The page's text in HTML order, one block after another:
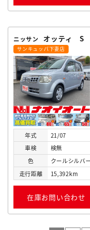
ニッサン オッティ S
サンキュッパ下妻店
年式
21/07
車検
検無
色
クールシルバ
走行距離 15,392km
在庫お問い合わせ